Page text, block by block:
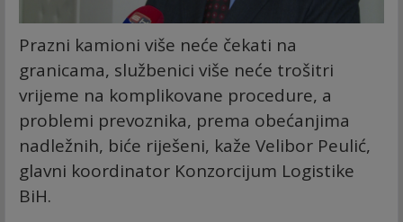
Prazni kamioni više neće čekati na
granicama, službenici više neće trošitri
vrijeme na komplikovane procedure, a
problemi prevoznika, prema obećanjima
nadležnih, biće riješeni, kaže Velibor Peulić,
glavni koordinator Konzorcijum Logistike
BiH.